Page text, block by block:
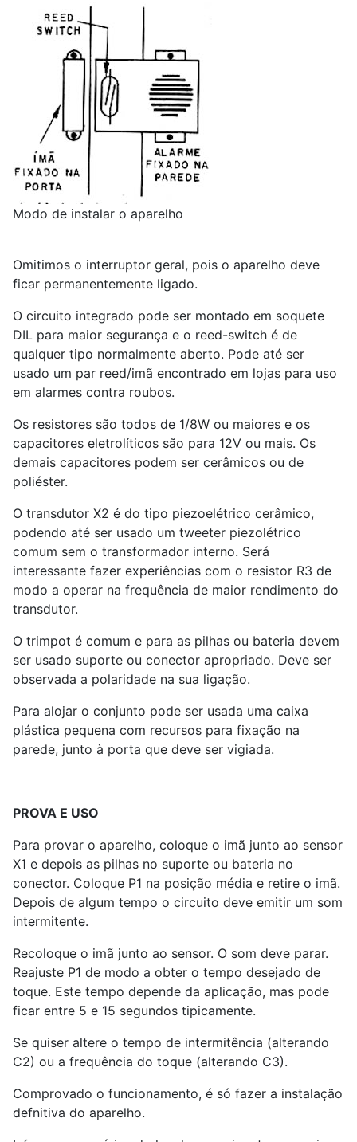
Modo de instalar o aparelho
Omitimos o interruptor geral, pois o aparelho deve
ficar permanentemente ligado.
O circuito integrado pode ser montado em soquete
DIL para maior segurança e o reed-switch é de
qualquer tipo normalmente aberto. Pode até ser
usado um par reed/imã encontrado em lojas para uso
em alarmes contra roubos.
Os resistores são todos de 1/8W ou maiores e os
capacitores eletrolíticos são para 12V ou mais. Os
demais capacitores podem ser cerâmicos ou de
poliéster.
O transdutor X2 é do tipo piezoelétrico cerâmico,
podendo até ser usado um tweeter piezolétrico
comum sem o transformador interno. Será
interessante fazer experiências com o resistor R3 de
modo a operar na frequência de maior rendimento do
transdutor.
O trimpot é comum e para as pilhas ou bateria devem
ser usado suporte ou conector apropriado. Deve ser
observada a polaridade na sua ligação.
Para alojar o conjunto pode ser usada uma caixa
plástica pequena com recursos para fixação na
parede, junto à porta que deve ser vigiada.
PROVA E USO
Para provar o aparelho, coloque o imã junto ao sensor
X1 e depois as pilhas no suporte ou bateria no
conector. Coloque P1 na posição média e retire o imã.
Depois de algum tempo o circuito deve emitir um som
intermitente.
Recoloque o imã junto ao sensor. O som deve parar.
Reajuste P1 de modo a obter o tempo desejado de
toque. Este tempo depende da aplicação, mas pode
ficar entre 5 e 15 segundos tipicamente.
Se quiser altere o tempo de intermitência (alterando
C2) ou a frequência do toque (alterando C3).
Comprovado o funcionamento, é só fazer a instalação
defnitiva do aparelho.